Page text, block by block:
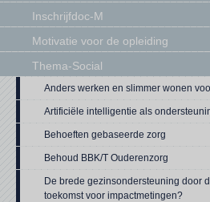
Inschrijfdoc-M
Motivatie voor de opleiding
Thema-Social
Anders werken en slimmer wonen
Artificiële intelligentie als
Behoeften gebaseerde zorg
Behoud BBK/T Ouderenzorg
De brede gezinsondersteuning door
toekomst voor impactmetingen?